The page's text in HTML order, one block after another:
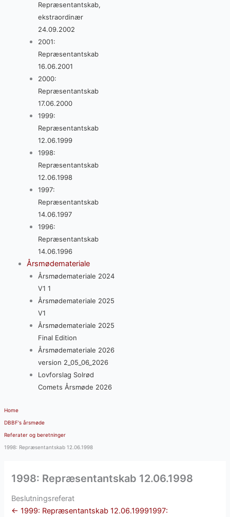
Repræsentantskab,
ekstraordinær
24.09.2002
2001:
Repræsentantskab
16.06.2001
2000:
Repræsentantskab
17.06.2000
1999:
Repræsentantskab
12.06.1999
1998:
Repræsentantskab
12.06.1998
1997:
Repræsentantskab
14.06.1997
1996:
Repræsentantskab
14.06.1996
Årsmødemateriale
Årsmødemateriale 2024
V1 1
Årsmødemateriale 2025
V1
Årsmødemateriale 2025
Final Edition
Årsmødemateriale 2026
version 2_05_06_2026
Lovforslag Solrød
Comets Årsmøde 2026
Home
DBBF's årsmøde
Referater og beretninger
1998: Repræsentantskab 12.06.1998
1998: Repræsentantskab 12.06.1998
Beslutningsreferat
← 1999: Repræsentantskab 12.06.19991997: